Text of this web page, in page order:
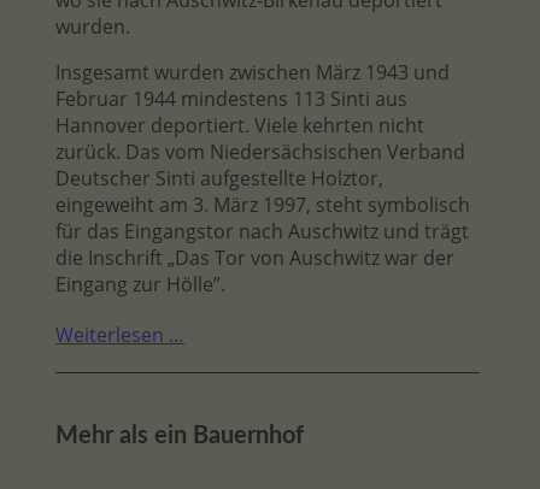
wurden.
Insgesamt wurden zwischen März 1943 und
Februar 1944 mindestens 113 Sinti aus
Hannover deportiert. Viele kehrten nicht
zurück. Das vom Niedersächsischen Verband
Deutscher Sinti aufgestellte Holztor,
eingeweiht am 3. März 1997, steht symbolisch
für das Eingangstor nach Auschwitz und trägt
die Inschrift „Das Tor von Auschwitz war der
Eingang zur Hölle”.
Weiterlesen …
Mehr als ein Bauernhof